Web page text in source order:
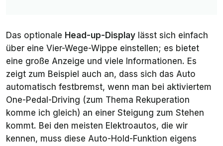
Das optionale Head-up-Display lässt sich einfach
über eine Vier-Wege-Wippe einstellen; es bietet
eine große Anzeige und viele Informationen. Es
zeigt zum Beispiel auch an, dass sich das Auto
automatisch festbremst, wenn man bei aktiviertem
One-Pedal-Driving (zum Thema Rekuperation
komme ich gleich) an einer Steigung zum Stehen
kommt. Bei den meisten Elektroautos, die wir
kennen, muss diese Auto-Hold-Funktion eigens